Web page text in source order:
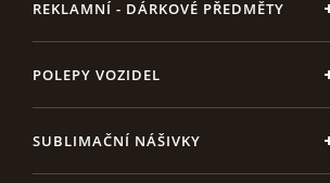
REKLAMNÍ - DÁRKOVÉ PŘEDMĚTY
POLEPY VOZIDEL
SUBLIMAČNÍ NÁŠIVKY